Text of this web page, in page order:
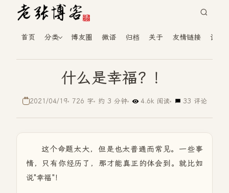
首页 分类 博友圈 微语 归档 关于 友情链接 读者
什么是幸福？！
2021/04/19 726 字 约 3 分钟 4.6k 阅读 33 评论
这个命题太大，但是也太普通而常见。一些事
情，只有你经历了，那才能真正的体会到。就比如
说"幸福"！